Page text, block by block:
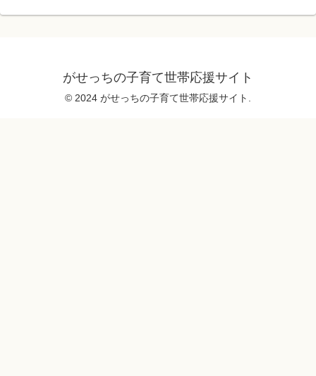
がせっちの子育て世帯応援サイト
© 2024 がせっちの子育て世帯応援サイト.